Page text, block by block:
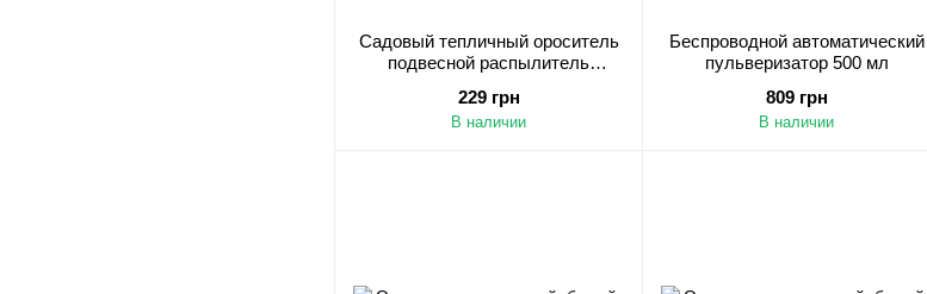
Садовый тепличный ороситель
подвесной распылитель
229 грн
В наличии
Беспроводной автоматический
пульверизатор 500 мл
809 грн
В наличии